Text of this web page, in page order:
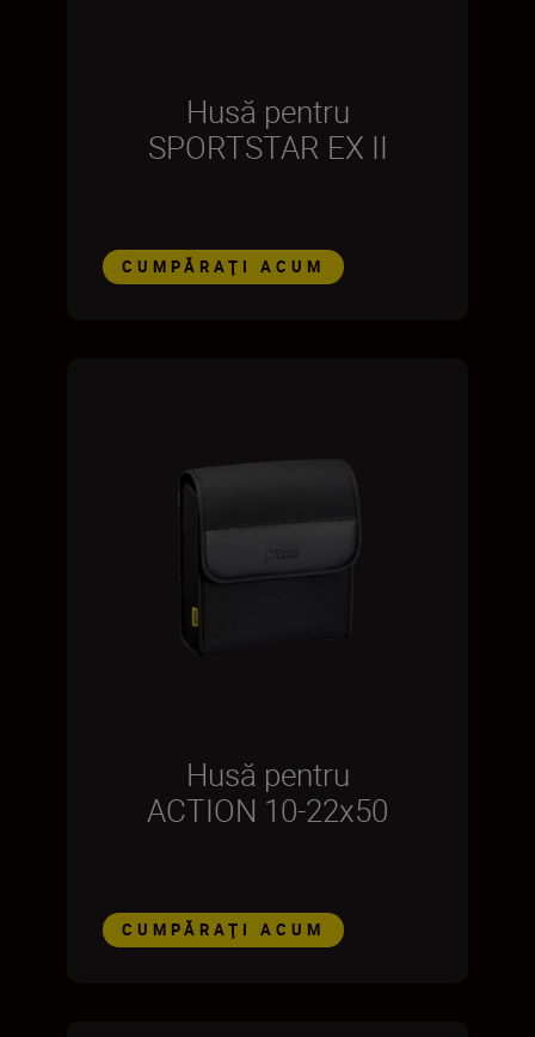
Husă pentru
SPORTSTAR EX II
CUMPĂRAŢI ACUM
Husă pentru
ACTION 10-22x50
CUMPĂRAŢI ACUM